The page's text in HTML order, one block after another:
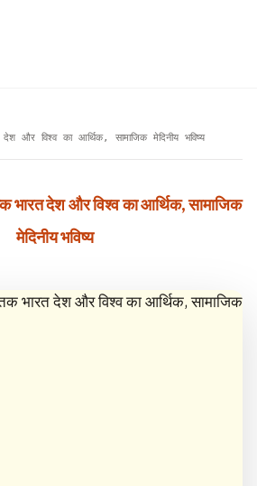
विश्व का आर्थिक, सामाजिक मेदिनीय भविष्य
देश और विश्व का आर्थिक, सामाजिक
मेदिनीय भविष्य